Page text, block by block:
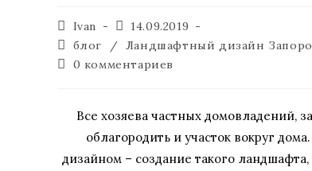
Ivan
14.09.2019
блог
/ Ландшафтный дизайн
0 комментариев
Все хозяева частных домовладений,
облагородить и участок вокруг
дизайном – создание такого